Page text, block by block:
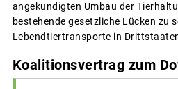
angekündigten Umbau der
bestehende gesetzliche Lücken zu
Lebendtiertransporte in
Koalitionsvertrag zum